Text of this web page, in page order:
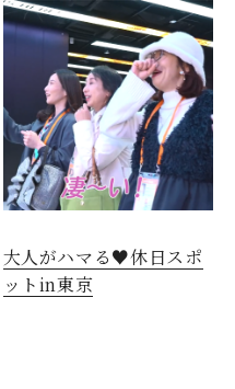
大人がハマる♥休日スポ
ットin東京